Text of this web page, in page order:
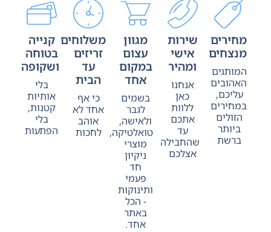
מחירים
מנצחים
המותגים
האהובים
עליכם,
במחירים
הזולים
ביותר
ברשת
שירות
אישי
ומהיר
אנחנו
כאן
ללוות
אתכם
עד
שהחבילה
אצלכם
מגוון
עצום
במקום
אחד
בשמים
לגבר
ולאישה,
טואלטיקה,
מוצרי
ניקיון
חד
פעמי
ותינוקות
- הכל
באתר
אחד.
משלוחים
זריזים
עד
הבית
כי אף
אחד לא
אוהב
לחכות
קנייה
בטוחה
ושקופה
בלי
אותיות
קטנות,
בלי
הפתעות